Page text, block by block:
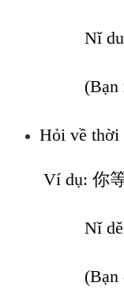
Nǐ
(Bạn
Hỏi về thời
Ví dụ: 你
Nǐ
(Bạn